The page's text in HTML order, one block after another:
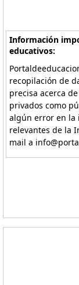
Información
educativos:
recopilación de
precisa acerca
privados como
algún error en la
relevantes de la
mail a